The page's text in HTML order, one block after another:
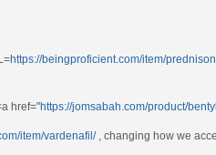
https://beingproficient.com/item/
href="https://jomsabah.com/product/
item/vardenafil/, changing how we